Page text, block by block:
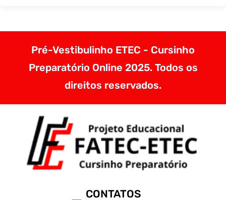
Pré-Vestibulinho ETEC - Cursinho
Preparatório Online 2025. Todos os
direitos reservados.
CONTATOS